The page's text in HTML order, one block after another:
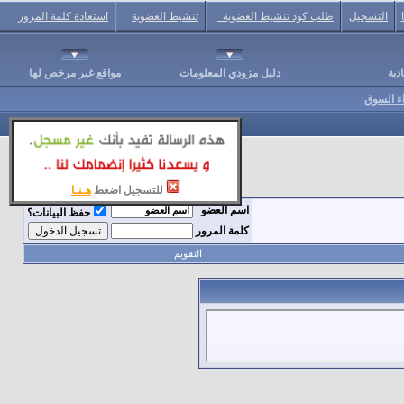
للتسجيل اضغط هـنـا
التسجيل طلب كود تنشيط العضوية تنشيط العضوية استعادة كلمة المرور
دليل مزودي المعلومات مواقع غير مرخص لها
السوق
اسم العضو
حفظ البيانات؟
كلمة المرور
التقويم